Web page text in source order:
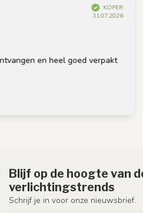
KOPER
31.07.2026
en heel goed verpakt
Blijf op de hoogte van
verlichtingstrends
Schrijf je in voor onze nieuwsbrief.